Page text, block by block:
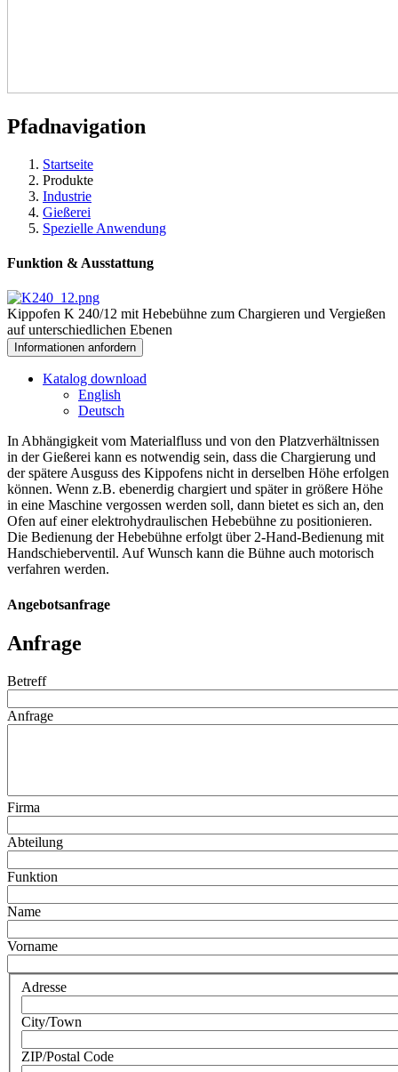
Pfadnavigation
Startseite
Produkte
Industrie
Gießerei
Spezielle Anwendung
Funktion & Ausstattung
Kippofen K 240/12 mit Hebebühne zum Chargieren und Vergießen
auf unterschiedlichen Ebenen
Informationen anfordern
Katalog download
English
Deutsch
In Abhängigkeit vom Materialfluss und von den Platzverhältnissen
in der Gießerei kann es notwendig sein, dass die Chargierung und
der spätere Ausguss des Kippofens nicht in derselben Höhe erfolgen
können. Wenn z.B. ebenerdig chargiert und später in größere Höhe
in eine Maschine vergossen werden soll, dann bietet es sich an, den
Ofen auf einer elektrohydraulischen Hebebühne zu positionieren.
Die Bedienung der Hebebühne erfolgt über 2-Hand-Bedienung mit
Handschieberventil. Auf Wunsch kann die Bühne auch motorisch
verfahren werden.
Angebotsanfrage
Anfrage
Betreff
Anfrage
Firma
Abteilung
Funktion
Name
Vorname
Adresse
City/Town
ZIP/Postal Code